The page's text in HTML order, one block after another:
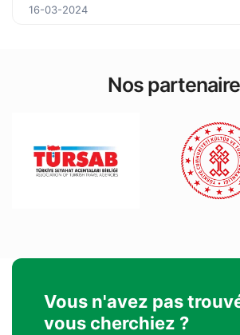
16-03-2024
Nos
Vous n'avez pas
vous cherchiez ?